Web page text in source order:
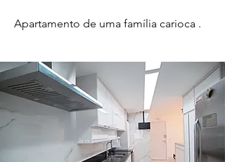
Apartamento de uma família carioca .